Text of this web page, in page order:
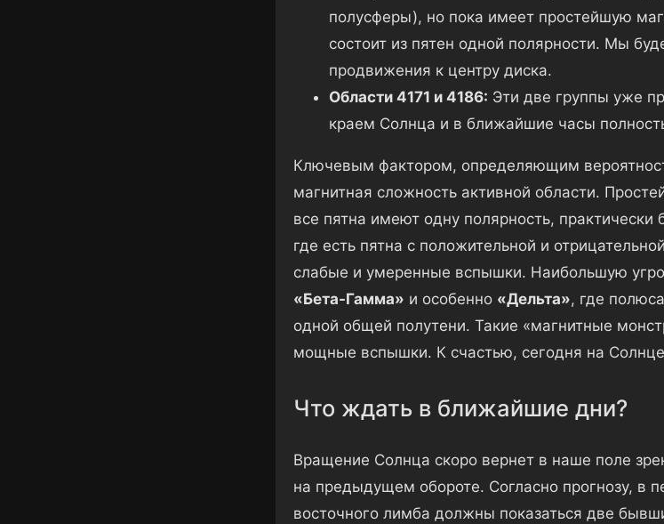
полусферы), но пока имеет простейшую
состоит из пятен одной полярности. Мы
продвижения к центру диска.
Области 4171 и 4186: Эти две группы уже
краем Солнца и в ближайшие часы
Ключевым фактором, определяющим
магнитная сложность активной области.
все пятна имеют одну полярность, практически
где есть пятна с положительной и
слабые и умеренные вспышки. Наибольшую
«Бета-Гамма» и особенно «Дельта», где
одной общей полутени. Такие «магнитные
мощные вспышки. К счастью, сегодня на Солнце
Что ждать в ближайшие дни?
Вращение Солнца скоро вернет в наше поле
на предыдущем обороте. Согласно прогнозу, в
восточного лимба должны показаться две